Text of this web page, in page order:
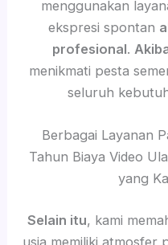
menggunakan
ekspresi spontan
profesional.
menikmati pesta
seluruh
Berbagai Layanan
Tahun Biaya Video
yang
Selain itu, kami
usia memiliki atmosfer